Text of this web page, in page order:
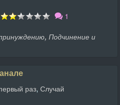
1
, Подчинение и
раз, Случай